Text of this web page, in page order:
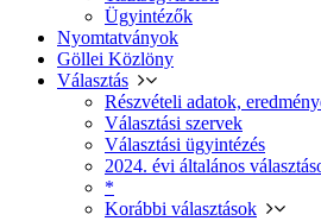
Ügyintézők
Nyomtatványok
Göllei Közlöny
Választás
Részvételi adatok,
Választási szervek
Választási ügyintézés
2024. évi általános
*
Korábbi választások